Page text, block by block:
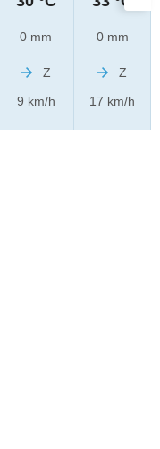
0 mm
Z
9 km/h
0 mm
Z
17 km/h